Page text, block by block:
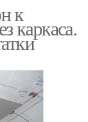
к
каркаса.